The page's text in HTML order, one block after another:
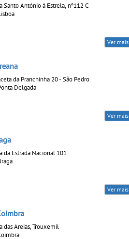
Santo António à Estrela, nº112 C
Ver mais
da Pranchinha 20 - São Pedro
Delgada
Ver mais
da Estrada Nacional 101
Ver mais
das Areias, Trouxemil